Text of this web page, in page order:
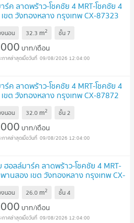
ร์ค ลาดพร้าว-โชคชัย 4 MRT-โชคชัย 4
ขต วังทองหลาง กรุงเทพ CX-87323
ตอบทันที ทีมงานมืออาชีพ
นอน 32.3 m2 ชั้น 7
บาท/เดือน
09/08/2026 12:04:00
ร์ค ลาดพร้าว-โชคชัย 4 MRT-โชคชัย 4
ขต วังทองหลาง กรุงเทพ CX-87872
ตอบทันที ทีมงานมืออาชีพ
นอน 32.0 m2 ชั้น2
บาท/เดือน
09/08/2026 12:04:00
ฮอลล์มาร์ค ลาดพร้าว-โชคชัย 4 MRT-
านสอง เขต วังทองหลาง กรุงเทพ CX-
ตอบทันที ทีมงานมืออาชีพ
นอน 26.0 m2 ชั้น4
บาท/เดือน
09/08/2026 12:04:00